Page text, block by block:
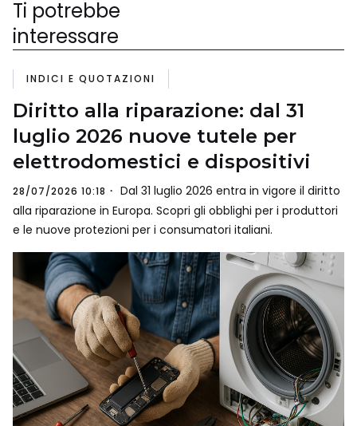
Ti potrebbe
interessare
INDICI E QUOTAZIONI
Diritto alla riparazione: dal 31
luglio 2026 nuove tutele per
elettrodomestici e dispositivi
28/07/2026 10:18
Dal 31 luglio 2026 entra in vigore il diritto
alla riparazione in Europa. Scopri gli obblighi per i produttori
e le nuove protezioni per i consumatori italiani.